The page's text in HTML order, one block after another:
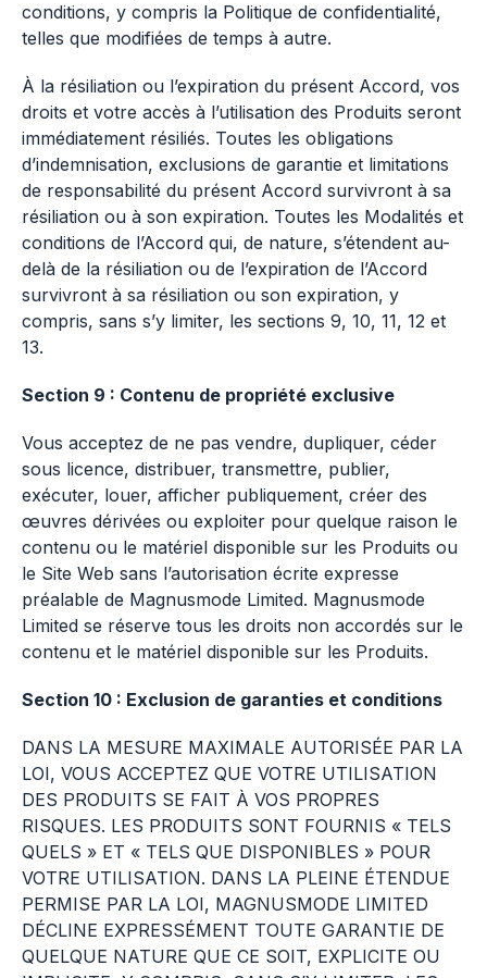
conditions, y compris la Politique de confidentialité,
telles que modifiées de temps à autre.
À la résiliation ou l’expiration du présent Accord, vos
droits et votre accès à l’utilisation des Produits seront
immédiatement résiliés. Toutes les obligations
d’indemnisation, exclusions de garantie et limitations
de responsabilité du présent Accord survivront à sa
résiliation ou à son expiration. Toutes les Modalités et
conditions de l’Accord qui, de nature, s’étendent au-
delà de la résiliation ou de l’expiration de l’Accord
survivront à sa résiliation ou son expiration, y
compris, sans s’y limiter, les sections 9, 10, 11, 12 et
13.
Section 9 : Contenu de propriété exclusive
Vous acceptez de ne pas vendre, dupliquer, céder
sous licence, distribuer, transmettre, publier,
exécuter, louer, afficher publiquement, créer des
œuvres dérivées ou exploiter pour quelque raison le
contenu ou le matériel disponible sur les Produits ou
le Site Web sans l’autorisation écrite expresse
préalable de Magnusmode Limited. Magnusmode
Limited se réserve tous les droits non accordés sur le
contenu et le matériel disponible sur les Produits.
Section 10 : Exclusion de garanties et conditions
DANS LA MESURE MAXIMALE AUTORISÉE PAR LA
LOI, VOUS ACCEPTEZ QUE VOTRE UTILISATION
DES PRODUITS SE FAIT À VOS PROPRES
RISQUES. LES PRODUITS SONT FOURNIS « TELS
QUELS » ET « TELS QUE DISPONIBLES » POUR
VOTRE UTILISATION. DANS LA PLEINE ÉTENDUE
PERMISE PAR LA LOI, MAGNUSMODE LIMITED
DÉCLINE EXPRESSÉMENT TOUTE GARANTIE DE
QUELQUE NATURE QUE CE SOIT, EXPLICITE OU